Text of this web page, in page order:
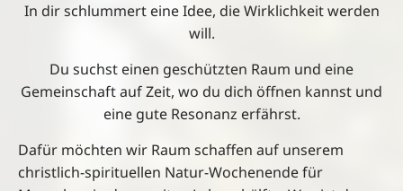
In dir schlummert eine Idee, die Wirklichkeit werden
will.
Du suchst einen geschützten Raum und eine
Gemeinschaft auf Zeit, wo du dich öffnen kannst und
eine gute Resonanz erfährst.
Dafür möchten wir Raum schaffen auf unserem
christlich-spirituellen Natur-Wochenende für